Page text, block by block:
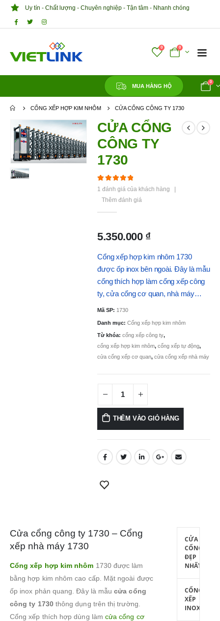
Uy tín - Chất lượng - Chuyên nghiệp - Tận tâm - Nhanh chóng
0 0
MUA HÀNG HỘ
0
CỔNG XẾP HỢP KIM NHÔM CỬA CỔNG CÔNG TY 1730
CỬA CỔNG
CÔNG TY
1730
5.00out of 5
1 đánh giá của khách hàng
Thêm đánh giá
5.350.000 ₫
Cổng xếp hợp kim nhôm 1730
được ốp inox bên ngoài. Đây là mẫu
cổng thích hợp làm cổng xếp công
ty, cửa cổng cơ quan, nhà máy…
Mã SP: 1730
Danh mục:Cổng xếp hợp kim nhôm
Từ khóa:cổng xếp công ty,
cổng xếp hợp kim nhôm,cổng xếp tự động,
cửa cổng xếp cơ quan,cửa cổng xếp nhà máy
THÊM VÀO GIỎ HÀNG
Cửa cổng công ty 1730 – Cổng
xếp nhà máy 1730
Cổng xếp hợp kim nhôm 1730 được làm
bằng hợp kim nhôm cao cấp. Mặt ngoài được
ốp inox phản quang. Đây là mẫucửa cổng
công ty 1730 thông dụng trên thị trường.
Cổng xếp thích hợp dùng làm cửa cổng cơ
CỬA
CỔNG
ĐẸP
NHẤT
CỔNG
XẾP
INOX